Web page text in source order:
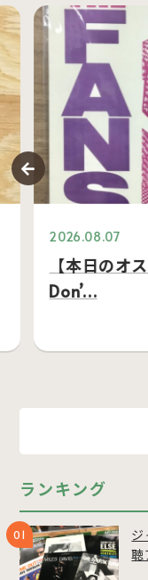
2026.08.07
【本日のオススメ】
Don’…
ランキング
ジ
聴